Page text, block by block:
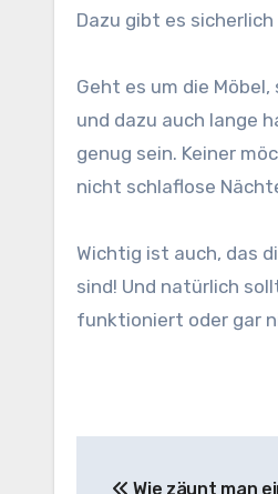
Dazu gibt es
Geht es um die
und dazu auch lange
genug sein. Keiner
nicht schlaflose
Wichtig ist auch, das
sind! Und natürlich
funktioniert oder gar
Wie zäunt man